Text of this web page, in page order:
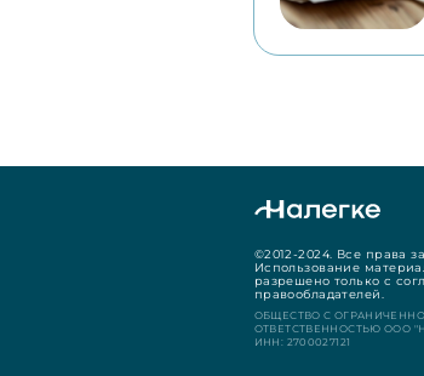
©2012-2024. Все права
Использование
разрешено только с
правообладателей.
ОБЩЕСТВО С
ОТВЕТСТВЕННОСТЬЮ ООО
ИНН: 2700027121